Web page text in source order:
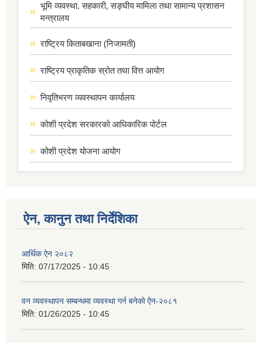
भूमि व्यवस्था, सहकारी, सङ्घीय मामिला तथा सामान्य प्रशासन
मन्त्रालय
राष्ट्रिय किताबखाना (निजामती)
राष्ट्रिय प्राकृतिक स्रोत तथा वित्त आयोग
निवृतिभरण व्यवस्थापन कार्यालय
कोशी प्रदेश सरकारको आधिकारिक पोर्टल
कोशी प्रदेश योजना आयोग
ऐन, कानुन तथा निर्देशिका
आर्थिक ऐन २०८२
मिति: 07/17/2025 - 10:45
वन व्यवस्थापन सम्बन्धमा व्यवस्था गर्न बनेको ऐन-२०८१
मिति: 01/26/2025 - 10:45